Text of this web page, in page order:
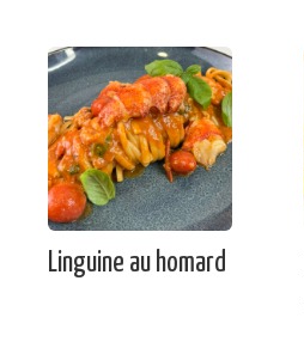
Linguine au homard